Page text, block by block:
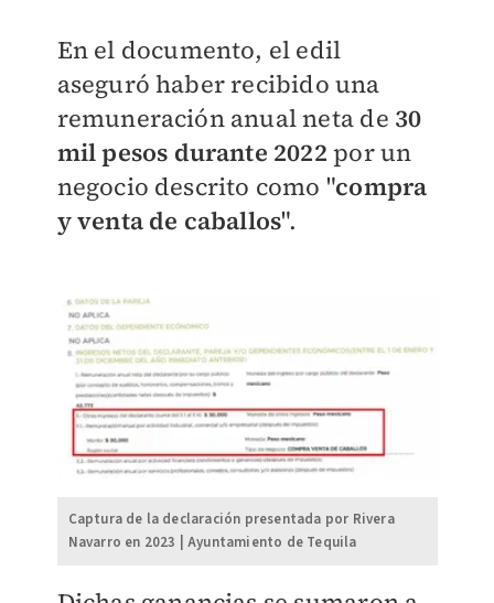
En el documento, el edil
aseguró haber recibido una
remuneración anual neta de 30
mil pesos durante 2022 por un
negocio descrito como "compra
y venta de caballos".
Captura de la declaración presentada por Rivera
Navarro en 2023 | Ayuntamiento de Tequila